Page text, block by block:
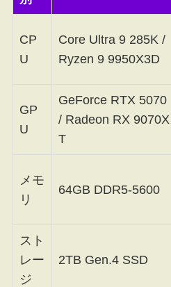
CP
U
Core Ultra 9 285K /
Ryzen 9 9950X3D
GP
U
GeForce RTX 5070
/ Radeon RX 9070X
T
メモ
リ
64GB DDR5-5600
スト
レー
ジ
2TB Gen.4 SSD